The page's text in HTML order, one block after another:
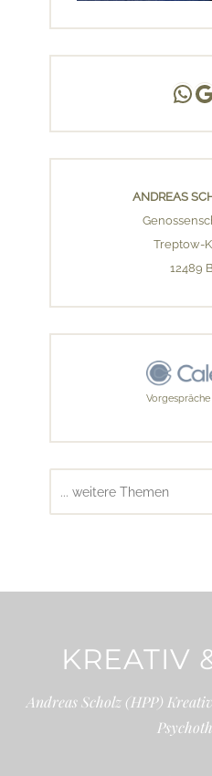
Andreas
ANDREAS
Treptow-
12489
KREATIV
Andreas Scholz (HPP)